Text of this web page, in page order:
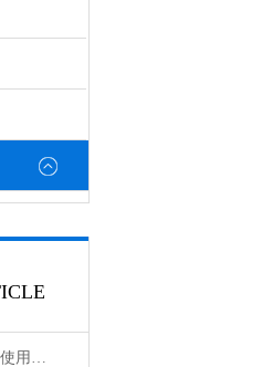
硅藻计能否在恶劣环境下使用？它具有哪些防护措施？